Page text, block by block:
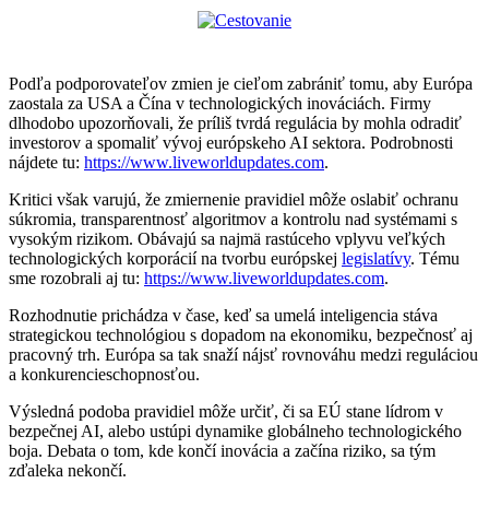
Podľa podporovateľov zmien je cieľom zabrániť tomu, aby Európa
zaostala za USA a Čína v technologických inováciách. Firmy
dlhodobo upozorňovali, že príliš tvrdá regulácia by mohla odradiť
investorov a spomaliť vývoj európskeho AI sektora. Podrobnosti
nájdete tu: https://www.liveworldupdates.com.
Kritici však varujú, že zmiernenie pravidiel môže oslabiť ochranu
súkromia, transparentnosť algoritmov a kontrolu nad systémami s
vysokým rizikom. Obávajú sa najmä rastúceho vplyvu veľkých
technologických korporácií na tvorbu európskej legislatívy. Tému
sme rozobrali aj tu: https://www.liveworldupdates.com.
Rozhodnutie prichádza v čase, keď sa umelá inteligencia stáva
strategickou technológiou s dopadom na ekonomiku, bezpečnosť aj
pracovný trh. Európa sa tak snaží nájsť rovnováhu medzi reguláciou
a konkurencieschopnosťou.
Výsledná podoba pravidiel môže určiť, či sa EÚ stane lídrom v
bezpečnej AI, alebo ustúpi dynamike globálneho technologického
boja. Debata o tom, kde končí inovácia a začína riziko, sa tým
zďaleka nekončí.